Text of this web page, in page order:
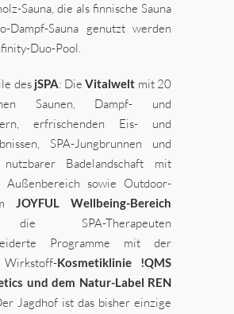
Sauna, die als finnische Sauna
Dampf-Sauna genutzt werden
Duo-Pool.
des jSPA: DieVitalwelt mit 20
Saunen, Dampf- und
erfrischenden Eis- und
SPA-Jungbrunnen und
nutzbarer Badelandschaft mit
Außenbereich sowie Outdoor-
JOYFUL Wellbeing-Bereich
SPA-Therapeuten
Programme mit der
Wirkstoff-Kosmetiklinie !QMS
und dem Natur-Label REN
Jagdhof ist das bisher einzige